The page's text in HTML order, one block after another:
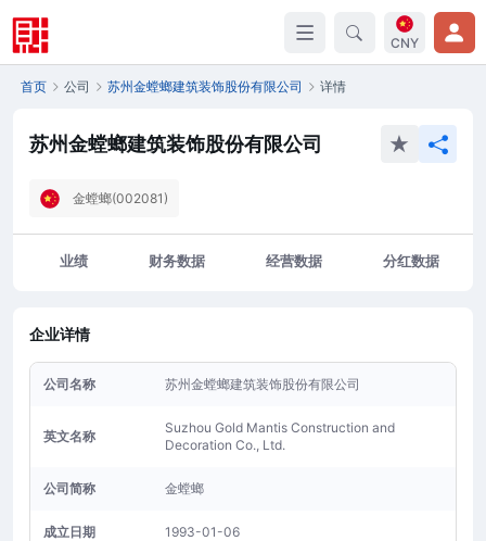
CNY
首页 公司 苏州金螳螂建筑装饰股份有限公司 详情
苏州金螳螂建筑装饰股份有限公司
金螳螂(002081)
业绩 财务数据 经营数据 分红数据
企业详情
公司名称 苏州金螳螂建筑装饰股份有限公司
英文名称
Suzhou Gold Mantis Construction and
Decoration Co., Ltd.
公司简称 金螳螂
成立日期 1993-01-06